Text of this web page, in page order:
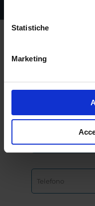
Statistiche
Marketing